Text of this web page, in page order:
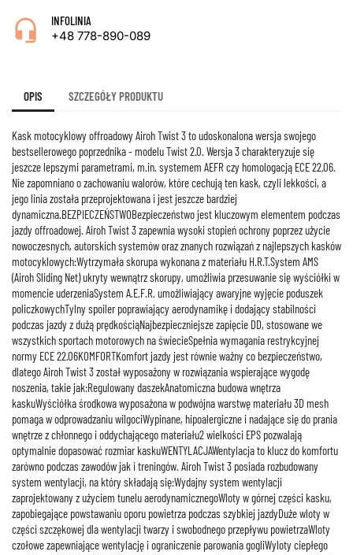
INFOLINIA
+48 778-890-089
OPIS SZCZEGÓŁY PRODUKTU
Kask motocyklowy offroadowy Airoh Twist 3 to udoskonalona wersja swojego
bestsellerowego poprzednika - modelu Twist 2.0. Wersja 3 charakteryzuje się
jeszcze lepszymi parametrami, m.in. systemem AEFR czy homologacją ECE 22.06.
Nie zapomniano o zachowaniu walorów, które cechują ten kask, czyli lekkości, a
jego linia została przeprojektowana i jest jeszcze bardziej
dynamiczna.BEZPIECZEŃSTWOBezpieczeństwo jest kluczowym elementem podczas
jazdy offroadowej. Airoh Twist 3 zapewnia wysoki stopień ochrony poprzez użycie
nowoczesnych, autorskich systemów oraz znanych rozwiązań z najlepszych kasków
motocyklowych:Wytrzymała skorupa wykonana z materiału H.R.T.System AMS
(Airoh Sliding Net) ukryty wewnątrz skorupy, umożliwia przesuwanie się wyściółki w
momencie uderzeniaSystem A.E.F.R. umożliwiający awaryjne wyjęcie poduszek
policzkowychTylny spoiler poprawiający aerodynamikę i dodający stabilności
podczas jazdy z dużą prędkościąNajbezpieczniejsze zapięcie DD, stosowane we
wszystkich sportach motorowych na świecieSpełnia wymagania restrykcyjnej
normy ECE 22.06KOMFORTKomfort jazdy jest równie ważny co bezpieczeństwo,
dlatego Airoh Twist 3 został wyposażony w rozwiązania wspierające wygodę
noszenia, takie jak:Regulowany daszekAnatomiczna budowa wnętrza
kaskuWyściółka środkowa wyposażona w podwójna warstwę materiału 3D mesh
pomaga w odprowadzaniu wilgociWypinane, hipoalergiczne i nadające się do prania
wnętrze z chłonnego i oddychającego materiału2 wielkości EPS pozwalają
optymalnie dopasować rozmiar kaskuWENTYLACJAWentylacja to klucz do komfortu
zarówno podczas zawodów jak i treningów. Airoh Twist 3 posiada rozbudowany
system wentylacji, na który składają się:Wydajny system wentylacji
zaprojektowany z użyciem tunelu aerodynamicznegoWloty w górnej części kasku,
zapobiegające powstawaniu oporu powietrza podczas szybkiej jazdyDuże wloty w
części szczękowej dla wentylacji twarzy i swobodnego przepływu powietrzaWloty
czołowe zapewniające wentylację i ograniczenie parowania gogliWyloty ciepłego